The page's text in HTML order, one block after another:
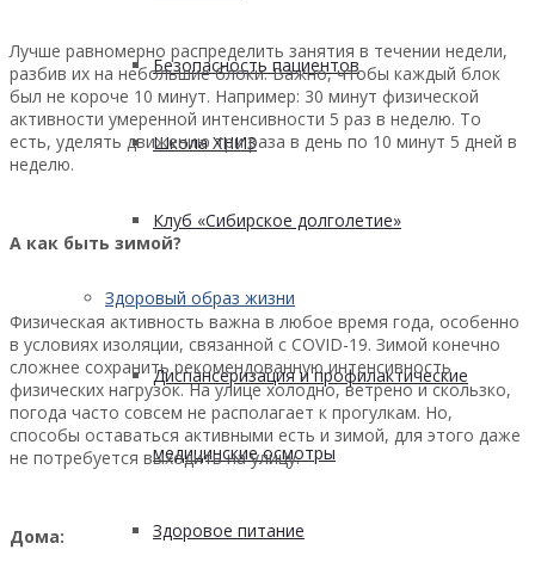
Безопасность пациентов
Школа ХНИЗ
Клуб «Сибирское долголетие»
Здоровый образ жизни
Диспансеризация и профилактические
медицинские осмотры
Здоровое питание
Лучше равномерно распределить занятия в течении недели,
разбив их на небольшие блоки. Важно, чтобы каждый блок
был не короче 10 минут. Например: 30 минут физической
активности умеренной интенсивности 5 раз в неделю. То
есть, уделять движению три раза в день по 10 минут 5 дней в
неделю.
А как быть зимой?
Физическая активность важна в любое время года, особенно
в условиях изоляции, связанной с COVID-19. Зимой конечно
сложнее сохранить рекомендованную интенсивность
физических нагрузок. На улице холодно, ветрено и скользко,
погода часто совсем не располагает к прогулкам. Но,
способы оставаться активными есть и зимой, для этого даже
не потребуется выходить на улицу.
Дома: